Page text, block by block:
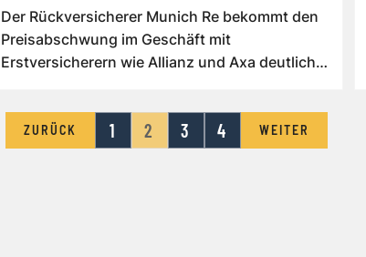
Der Rückversicherer Munich Re bekommt den
Preisabschwung im Geschäft mit
Erstversicherern wie Allianz und Axa deutlich
ZURÜCK 1 2 3 4 WEITER